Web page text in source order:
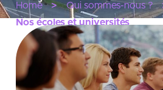
Home
Qui sommes-nous ?
Nos écoles et universités